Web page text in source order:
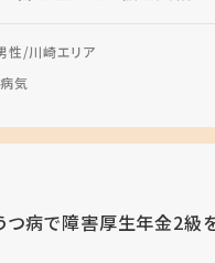
性 川崎エリア
気
つ病で障害厚生年金2級